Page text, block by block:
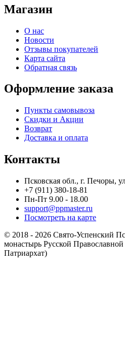
Магазин
О нас
Новости
Отзывы покупателей
Карта сайта
Обратная связь
Оформление заказа
Пункты самовывоза
Скидки и Акции
Возврат
Доставка и оплата
Контакты
Псковская обл., г. Печоры,
+7 (911) 380-18-81
Пн-Пт 9.00 - 18.00
support@ppmaster.ru
Посмотреть на карте
© 2018 - 2026 Свято-Успенский
монастырь Русской
Патриархат)